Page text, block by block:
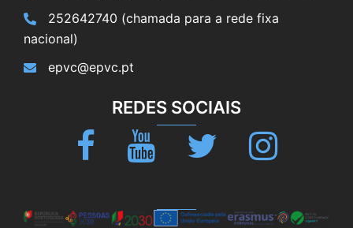
252642740 (chamada para a rede fixa
nacional)
epvc@epvc.pt
REDES SOCIAIS
Facebook Youtube Twitter Instagram